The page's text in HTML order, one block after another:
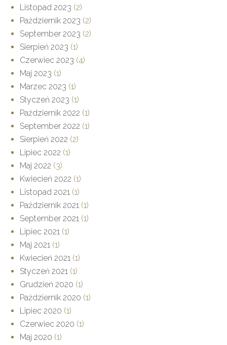
Listopad 2023 (2)
Październik 2023 (2)
September 2023 (2)
Sierpień 2023 (1)
Czerwiec 2023 (4)
Maj 2023 (1)
Marzec 2023 (1)
Styczeń 2023 (1)
Październik 2022 (1)
September 2022 (1)
Sierpień 2022 (2)
Lipiec 2022 (1)
Maj 2022 (3)
Kwiecień 2022 (1)
Listopad 2021 (1)
Październik 2021 (1)
September 2021 (1)
Lipiec 2021 (1)
Maj 2021 (1)
Kwiecień 2021 (1)
Styczeń 2021 (1)
Grudzień 2020 (1)
Październik 2020 (1)
Lipiec 2020 (1)
Czerwiec 2020 (1)
Maj 2020 (1)